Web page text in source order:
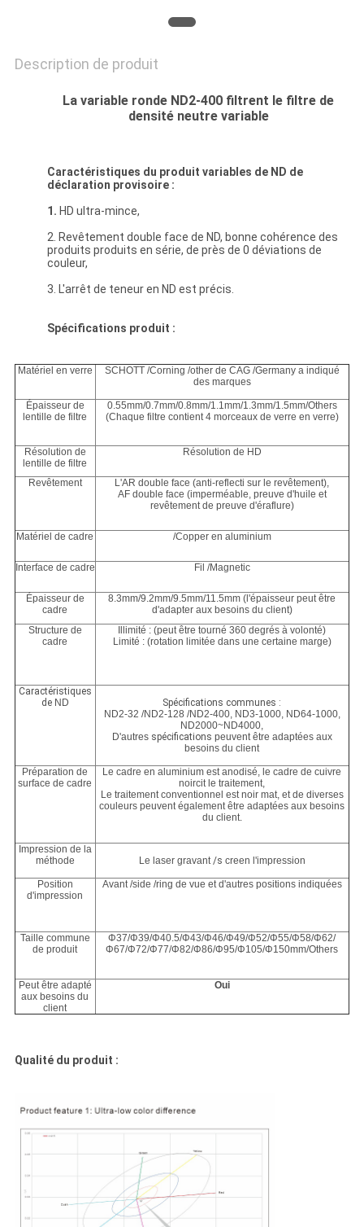
Description de produit
La variable ronde ND2-400 filtrent le filtre de
densité neutre variable
Caractéristiques du produit variables de ND de
déclaration provisoire :
1. HD ultra-mince,
2. Revêtement double face de ND, bonne cohérence des
produits produits en série, de près de 0 déviations de
couleur,
3. L'arrêt de teneur en ND est précis.
Spécifications produit :
Matériel en verre
SCHOTT /Corning /other de CAG /Germany a indiqué
des marques
Épaisseur de
lentille de filtre
0.55mm/0.7mm/0.8mm/1.1mm/1.3mm/1.5mm/Others
(Chaque filtre contient 4 morceaux de verre en verre)
Résolution de
lentille de filtre
Résolution de HD
Revêtement
L'AR double face (anti-reflecti sur le revêtement),
AF double face (imperméable, preuve d'huile et
revêtement de preuve d'éraflure)
Matériel de cadre /Copper en aluminium
Interface de cadre Fil /Magnetic
Épaisseur de
cadre
8.3mm/9.2mm/9.5mm/11.5mm (l'épaisseur peut être
d'adapter aux besoins du client)
Structure de
cadre
Illimité : (peut être tourné 360 degrés à volonté)
Limité : (rotation limitée dans une certaine marge)
Caractéristiques
de ND
Spécifications communes :
ND2-32 /ND2-128 /ND2-400, ND3-1000, ND64-1000,
ND2000~ND4000,
D'autresspécifications peuvent être adaptées aux
besoins du client
Préparation de
surface de cadre
Le cadre en aluminium est anodisé, le cadre de cuivre
noircit le traitement,
Le traitement conventionnel est noir mat, et de diverses
couleurs peuvent également être adaptées aux besoins
du client.
Impression de la
méthode
Le laser gravant/s creen l'impression
Position
d'impression
Avant /side /ring de vue et d'autres positions indiquées
Taille commune
de produit
Φ37/Φ39/Φ40.5/Φ43/Φ46/Φ49/Φ52/Φ55/Φ58/Φ62/
Φ67/Φ72/Φ77/Φ82/Φ86/Φ95/Φ105/Φ150mm/Others
Peut être adapté
aux besoins du
client
Oui
Qualité du produit :